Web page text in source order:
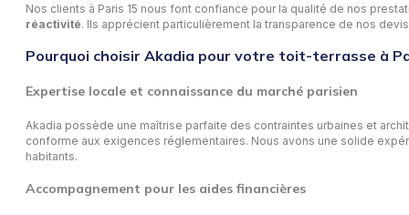
Nos clients à Paris 15 nous font confiance pour la qualité de nos
réactivité. Ils apprécient particulièrement la transparence de nos
Pourquoi choisir Akadia pour votre toit-terrasse à
Expertise locale et connaissance du marché parisien
Akadia possède une maîtrise parfaite des contraintes urbaines et
conforme aux exigences réglementaires. Nous avons une solide
habitants.
Accompagnement pour les aides financières